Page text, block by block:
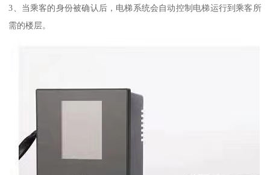
3、当乘客的身份被确认后，电梯系统会自动控制电梯运行到乘客所
需的楼层。